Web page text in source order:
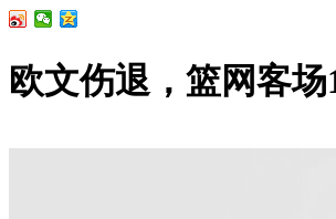
欧文伤退，篮网客